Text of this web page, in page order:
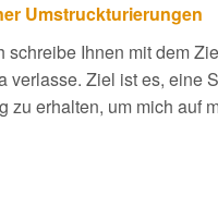
Umstruckturierungen
schreibe Ihnen mit dem
verlasse. Ziel ist es, eine
zu erhalten, um mich auf